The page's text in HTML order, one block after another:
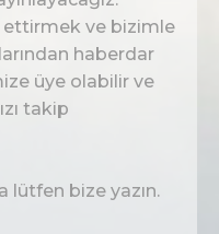
ettirmek ve bizimle
haberdar
üye olabilir ve
takip
lütfen bize yazın.